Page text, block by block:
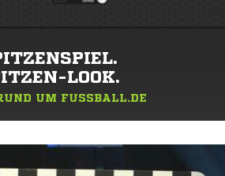
LOOK.
UM FUSSBALL.DE